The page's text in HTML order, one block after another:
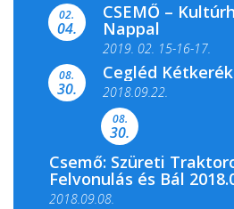
filmkínálattal, családi...
02.
04.
CSEMŐ –
Nappal
2019. 02. 15-16-17.
Színes és tartalmas
Csemői Községi Könyvtár
08.
30.
Cegléd
2018.09.22.
08.
30.
Csemő: Szüreti
Felvonulás és Bál
2018.09.08.